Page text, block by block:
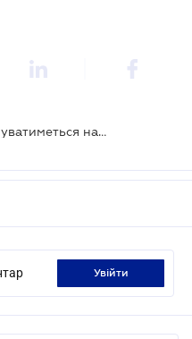
Валютне регулювання пом'якшуватиметься надалі
увійти